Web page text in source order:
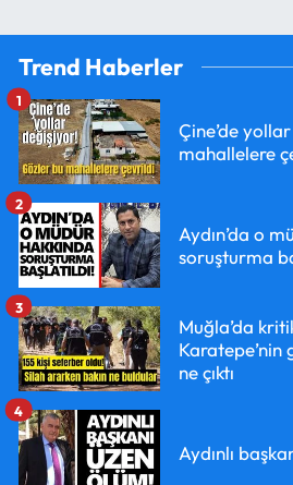
Trend Haberler
Çine’de
mahallelere
1
Aydın’da o
soruşturma
2
Muğla’da
ne çıktı
3
Aydınlı
4